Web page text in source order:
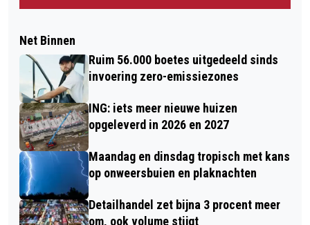
Net Binnen
Ruim 56.000 boetes uitgedeeld sinds
invoering zero-emissiezones
ING: iets meer nieuwe huizen
opgeleverd in 2026 en 2027
Maandag en dinsdag tropisch met kans
op onweersbuien en plaknachten
Detailhandel zet bijna 3 procent meer
om, ook volume stijgt